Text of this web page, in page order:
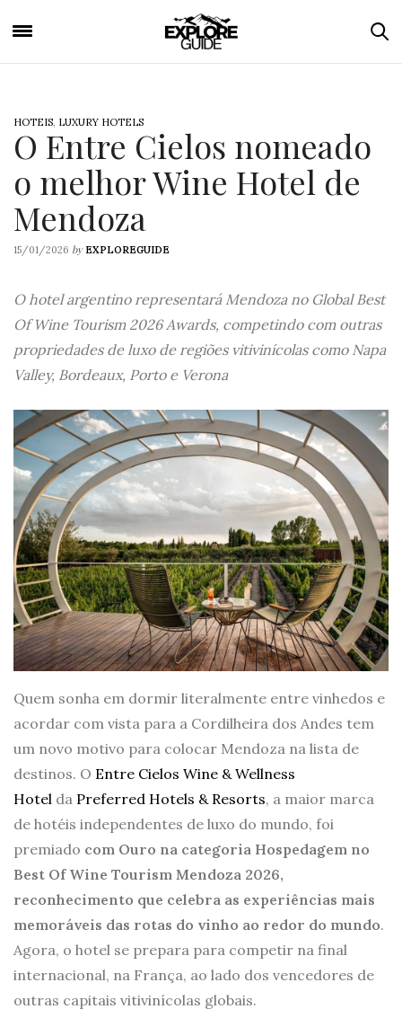
HOTEIS, LUXURY HOTELS
O Entre Cielos nomeado
o melhor Wine Hotel de
Mendoza
15/01/2026 by EXPLOREGUIDE
O hotel argentino representará Mendoza no Global Best
Of Wine Tourism 2026 Awards, competindo com outras
propriedades de luxo de regiões vitivinícolas como Napa
Valley, Bordeaux, Porto e Verona
Quem sonha em dormir literalmente entre vinhedos e
acordar com vista para a Cordilheira dos Andes tem
um novo motivo para colocar Mendoza na lista de
destinos. O Entre Cielos Wine & Wellness
Hotel da Preferred Hotels & Resorts, a maior marca
de hotéis independentes de luxo do mundo, foi
premiado com Ouro na categoria Hospedagem no
Best Of Wine Tourism Mendoza 2026,
reconhecimento que celebra as experiências mais
memoráveis das rotas do vinho ao redor do mundo.
Agora, o hotel se prepara para competir na final
internacional, na França, ao lado dos vencedores de
outras capitais vitivinícolas globais.